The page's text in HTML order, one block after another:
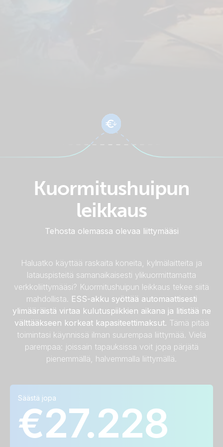
Kuormitushuipun
leikkaus
Tehosta olemassa olevaa liittymääsi
Haluatko käyttää raskaita koneita, kylmälaitteita ja
latauspisteitä samanaikaisesti ylikuormittamatta
verkkoliittymääsi? Kuormitushuipun leikkaus tekee siitä
mahdollista. ESS-akku syöttää automaattisesti
ylimääräistä virtaa kulutuspiikkien aikana ja litistää ne
välttääkseen korkeat kapasiteettimaksut. Tämä pitää
toimintasi käynnissä ilman suurempaa liittymää. Vielä
parempaa: joissain tapauksissa voit jopa pärjätä
pienemmällä, halvemmalla liittymällä.
Säästä jopa
€27.228
Laskentaesimerkkejä
Verkkoliittymä
ampeereissa ⓘ
Keskimääräiset
vuosisäästöt
ⓘ
Keskimääräiset
säästöt
kymmenen